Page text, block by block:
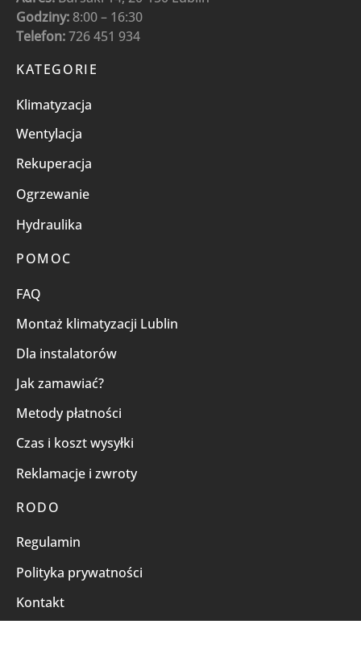
Godziny: 8:00 – 16:30
Telefon:726 451 934
KATEGORIE
Klimatyzacja
Wentylacja
Rekuperacja
Ogrzewanie
Hydraulika
POMOC
FAQ
Montaż klimatyzacji Lublin
Dla instalatorów
Jak zamawiać?
Metody płatności
Czas i koszt wysyłki
Reklamacje i zwroty
RODO
Regulamin
Polityka prywatności
Kontakt